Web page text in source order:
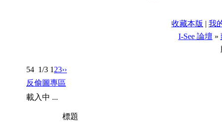
收藏本版 | 我
I-See 論壇 »
54 1/3 1 23››
反偷圖專區
載入中 ...
標題